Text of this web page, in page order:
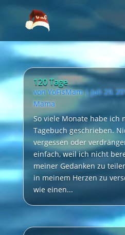
120 Tage
von YoFisMam|Juli 29,
Mama
So viele Monate habe ich
Tagebuch geschrieben.
vergessen oder
einfach, weil ich nicht
meiner Gedanken zu
in meinem Herzen zu
wie einen...